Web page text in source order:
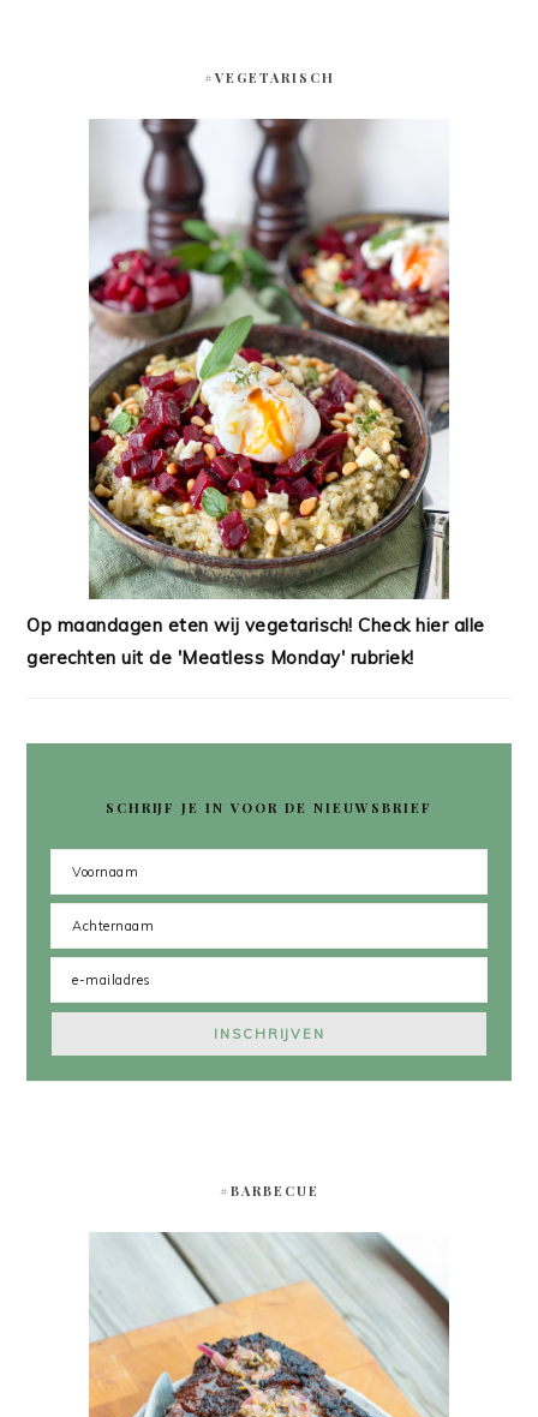
#VEGETARISCH
Op maandagen eten wij vegetarisch! Check hier alle
gerechten uit de 'Meatless Monday' rubriek!
SCHRIJF JE IN VOOR DE NIEUWSBRIEF
#BARBECUE